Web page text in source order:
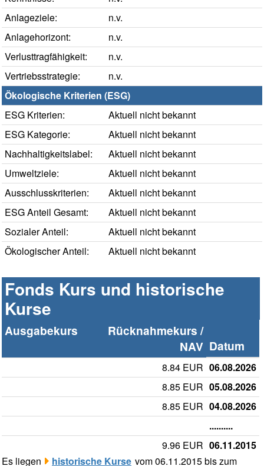
Anlageziele:
n.v.
Anlagehorizont:
n.v.
Verlusttragfähigkeit:
n.v.
Vertriebsstrategie:
n.v.
Ökologische Kriterien (ESG)
ESG Kriterien:
Aktuell nicht bekannt
ESG Kategorie:
Aktuell nicht bekannt
Nachhaltigkeitslabel:
Aktuell nicht bekannt
Umweltziele:
Aktuell nicht bekannt
Ausschlusskriterien:
Aktuell nicht bekannt
ESG Anteil Gesamt:
Aktuell nicht bekannt
Sozialer Anteil:
Aktuell nicht bekannt
Ökologischer Anteil:
Aktuell nicht bekannt
Fonds Kurs und historische
Kurse
Ausgabekurs
Rücknahmekurs /
NAV Datum
8.84 EUR 06.08.2026
8.85 EUR 05.08.2026
8.85 EUR 04.08.2026
..........
9.96 EUR 06.11.2015
Es liegen
historische Kurse vom 06.11.2015 bis zum